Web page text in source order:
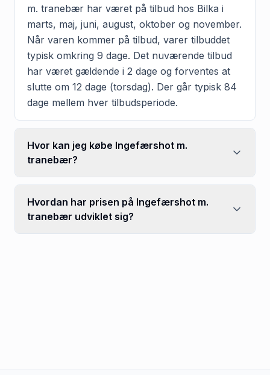
m. tranebær har været på tilbud hos Bilka i
marts, maj, juni, august, oktober og november.
Når varen kommer på tilbud, varer tilbuddet
typisk omkring 9 dage. Det nuværende tilbud
har været gældende i 2 dage og forventes at
slutte om 12 dage (torsdag). Der går typisk 84
dage mellem hver tilbudsperiode.
Hvor kan jeg købe Ingefærshot m.
tranebær?
Hvordan har prisen på Ingefærshot m.
tranebær udviklet sig?